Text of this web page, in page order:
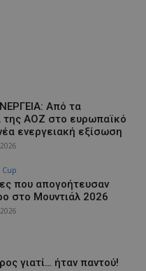
Από τα
της ΑΟΖ στο ευρωπαϊκό
ενεργειακή εξίσωση
Cup
που απογοήτευσαν
στο Μουντιάλ 2026
γιατί… ήταν παντού!